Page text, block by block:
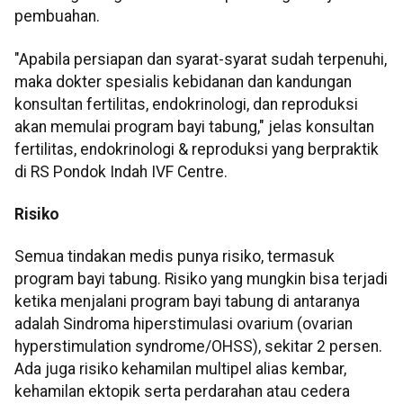
pembuahan.
"Apabila persiapan dan syarat-syarat sudah terpenuhi,
maka dokter spesialis kebidanan dan kandungan
konsultan fertilitas, endokrinologi, dan reproduksi
akan memulai program bayi tabung," jelas konsultan
fertilitas, endokrinologi & reproduksi yang berpraktik
di RS Pondok Indah IVF Centre.
Risiko
Semua tindakan medis punya risiko, termasuk
program bayi tabung. Risiko yang mungkin bisa terjadi
ketika menjalani program bayi tabung di antaranya
adalah Sindroma hiperstimulasi ovarium (ovarian
hyperstimulation syndrome/OHSS), sekitar 2 persen.
Ada juga risiko kehamilan multipel alias kembar,
kehamilan ektopik serta perdarahan atau cedera